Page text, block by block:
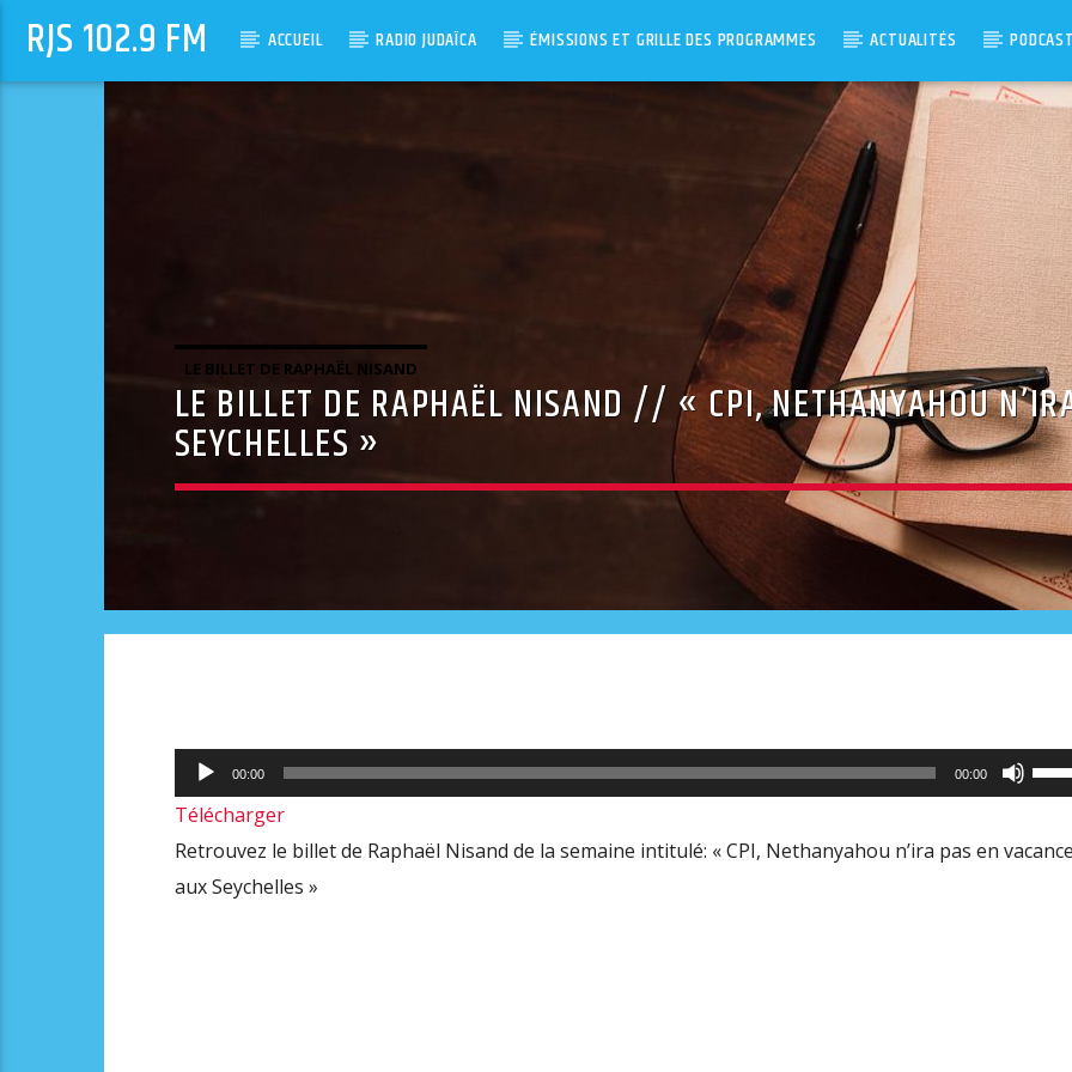
RJS 102.9 FM ACCUEIL RADIO JUDAÏCA ÉMISSIONS ET GRILLE DES PROGRAMMES ACTUALITÉS
LE BILLET DE RAPHAËL NISAND
LE BILLET DE RAPHAËL NISAND // « CPI, NETHANYAHOU
SEYCHELLES »
Lecteur
audio
00:00 00:00
les
Télécharger
Retrouvez le billet de Raphaël Nisand de la semaine intitulé: « CPI, Nethanyahou n’ira pas en
aux Seychelles »